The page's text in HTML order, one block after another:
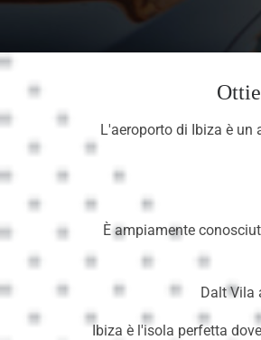
L'aeroporto di Ibiza è un
È ampiamente
Dalt Vila
Ibiza è l'isola perfetta